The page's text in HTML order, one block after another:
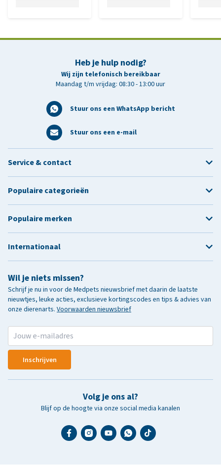
Heb je hulp nodig?
Wij zijn telefonisch bereikbaar
Maandag t/m vrijdag: 08:30 - 13:00 uur
Stuur ons een WhatsApp bericht
Stuur ons een e-mail
Wil je niets missen?
Schrijf je nu in voor de Medpets nieuwsbrief met daarin de laatste
nieuwtjes, leuke acties, exclusieve kortingscodes en tips & advies van
onze dierenarts. Voorwaarden nieuwsbrief
Inschrijven
Volg je ons al?
Blijf op de hoogte via onze social media kanalen
Service & contact
Populaire categorieën
Populaire merken
Internationaal